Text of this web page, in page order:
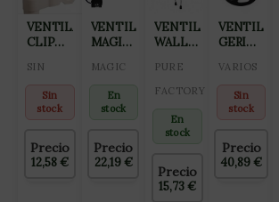
VENTILADOR
CLIP
OSCILANTE
15CM
SIN
Sin
stock
Precio
12,58€
VENTILADOR
MAGIC
3 EN 1
(75W –
45CM)
MAGIC
En
stock
Precio
22,19€
VENTILADOR
WALL
CM
PRO-
(PRECIO
(CAJA 2
UDS
INDIVISIBLE)
PURE
FACTORY
En
stock
Precio
15,73€
40CM
NEGRO
(PRECIO
UNIDAD)
UNIDADES
VARIOS
Sin
stock
Precio
40,89€